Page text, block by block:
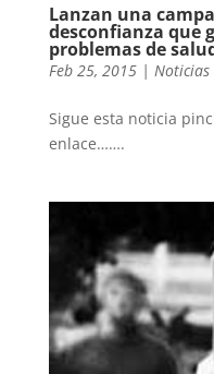
Lanzan una
desconfianza que
problemas de
Feb 25, 2015| Noticias
Sigue esta noticia
enlace…….